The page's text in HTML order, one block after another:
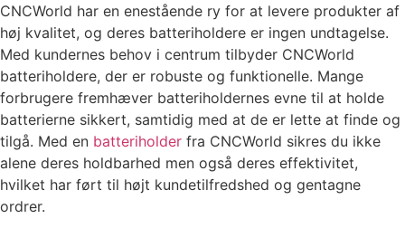
CNCWorld har en enestående ry for at levere produkter af
høj kvalitet, og deres batteriholdere er ingen undtagelse.
Med kundernes behov i centrum tilbyder CNCWorld
batteriholdere, der er robuste og funktionelle. Mange
forbrugere fremhæver batteriholdernes evne til at holde
batterierne sikkert, samtidig med at de er lette at finde og
tilgå. Med en batteriholder fra CNCWorld sikres du ikke
alene deres holdbarhed men også deres effektivitet,
hvilket har ført til højt kundetilfredshed og gentagne
ordrer.